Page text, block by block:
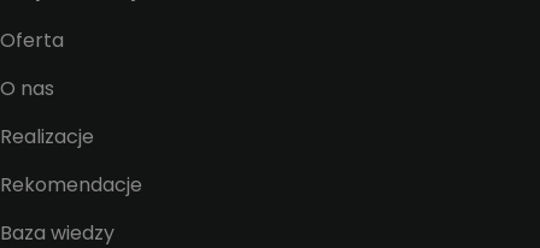
Oferta
O nas
Realizacje
Rekomendacje
Baza wiedzy